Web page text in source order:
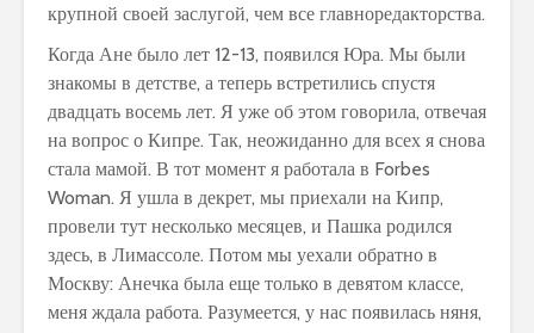
крупной своей заслугой, чем все главноредакторства.
Когда Ане было лет 12-13, появился Юра. Мы были
знакомы в детстве, а теперь встретились спустя
двадцать восемь лет. Я уже об этом говорила, отвечая
на вопрос о Кипре. Так, неожиданно для всех я снова
стала мамой. В тот момент я работала в Forbes
Woman. Я ушла в декрет, мы приехали на Кипр,
провели тут несколько месяцев, и Пашка родился
здесь, в Лимассоле. Потом мы уехали обратно в
Москву: Анечка была еще только в девятом классе,
меня ждала работа. Разумеется, у нас появилась няня,